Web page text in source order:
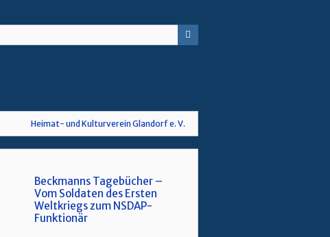
Heimat- und Kulturverein Glandorf e. V.
Beckmanns Tagebücher –
Vom Soldaten des Ersten
Weltkriegs zum NSDAP-
Funktionär